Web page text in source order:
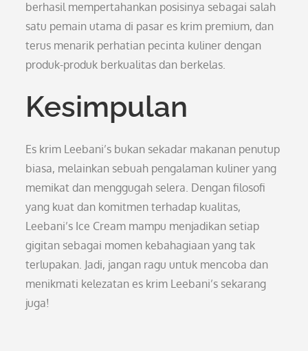
berhasil mempertahankan posisinya sebagai salah
satu pemain utama di pasar es krim premium, dan
terus menarik perhatian pecinta kuliner dengan
produk-produk berkualitas dan berkelas.
Kesimpulan
Es krim Leebani’s bukan sekadar makanan penutup
biasa, melainkan sebuah pengalaman kuliner yang
memikat dan menggugah selera. Dengan filosofi
yang kuat dan komitmen terhadap kualitas,
Leebani’s Ice Cream mampu menjadikan setiap
gigitan sebagai momen kebahagiaan yang tak
terlupakan. Jadi, jangan ragu untuk mencoba dan
menikmati kelezatan es krim Leebani’s sekarang
juga!